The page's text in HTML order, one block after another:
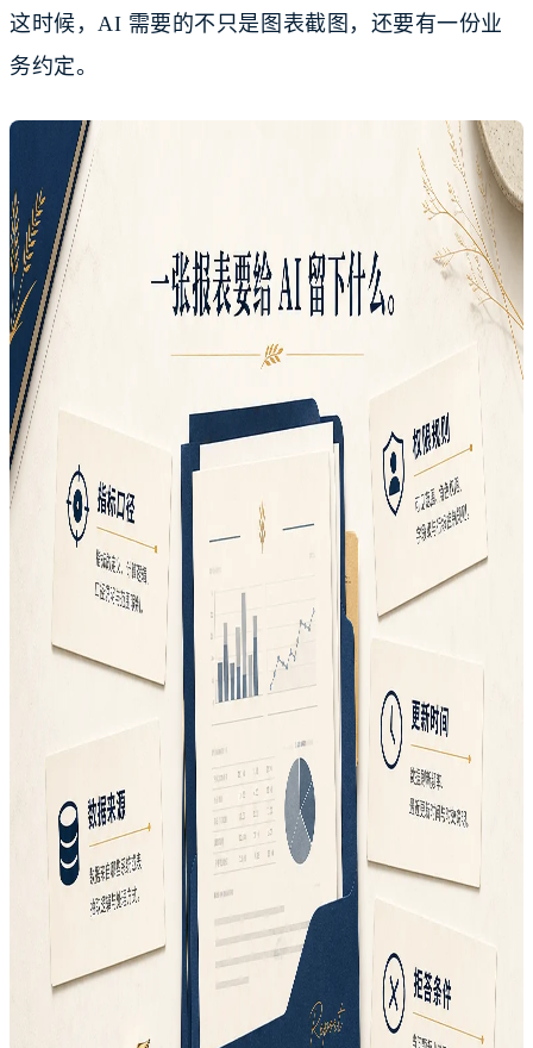
这时候，AI 需要的不只是图表截图，还要有一份业
务约定。